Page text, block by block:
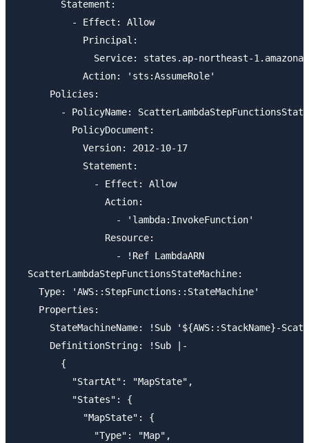
        Statement:
          - Effect: Allow
            Principal:
Service: states.ap-northeast-
            Action: 'sts:AssumeRole'
      Policies:
- PolicyName:
          PolicyDocument:
            Version: 2012-10-17
            Statement:
              - Effect: Allow
                Action:
                  - 'lambda:InvokeFunction'
                Resource:
                  - !Ref LambdaARN
  ScatterLambdaStepFunctionsStateMachine:
    Type: 'AWS::StepFunctions::StateMachine'
    Properties:
StateMachineName: !Sub '${AWS::StackName}-
      DefinitionString: !Sub |-
        {
          "StartAt": "MapState",
          "States": {
            "MapState": {
              "Type": "Map",